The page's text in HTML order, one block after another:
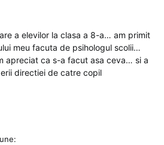
a elevilor la clasa a 8-a… am primit
meu facuta de psihologul scolii…
apreciat ca s-a facut asa ceva… si a
directiei de catre copil